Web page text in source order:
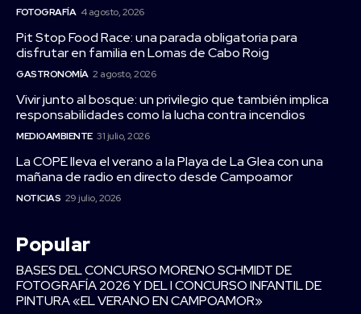
FOTOGRAFÍA 4 agosto, 2026
Pit Stop Food Race: una parada obligatoria para
disfrutar en familia en Lomas de Cabo Roig
GASTRONOMÍA 2 agosto, 2026
Vivir junto al bosque: un privilegio que también implica
responsabilidades como la lucha contra incendios
MEDIOAMBIENTE 31 julio, 2026
La COPE lleva el verano a la Playa de La Glea con una
mañana de radio en directo desde Campoamor
NOTICIAS 29 julio, 2026
Popular
BASES DEL CONCURSO MORENO SCHMIDT DE
FOTOGRAFÍA 2026 Y DEL I CONCURSO INFANTIL DE
PINTURA «EL VERANO EN CAMPOAMOR»